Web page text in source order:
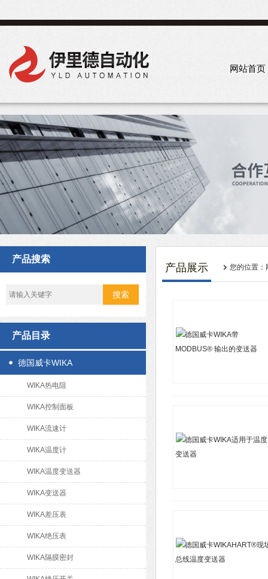
网站首页
产品搜索
产品目录
德国威卡WIKA
WIKA热电阻
WIKA控制面板
WIKA流速计
WIKA温度计
WIKA温度变送器
WIKA变送器
WIKA差压表
WIKA绝压表
WIKA隔膜密封
产品展示 您的位置：